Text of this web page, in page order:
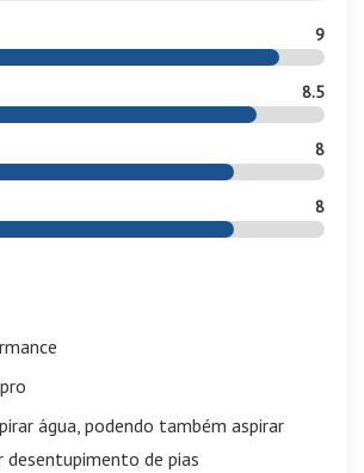
9
8.5
8
8
água, podendo também aspirar
desentupimento de pias